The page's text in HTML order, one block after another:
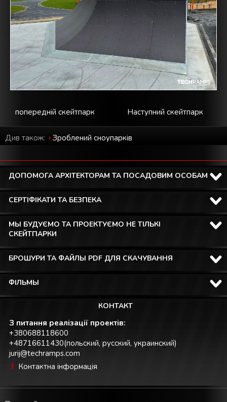
Наступний скейтпарк
попередній скейтпарк
Див також: Зроблений cноупарків
ДОПОМОГА АРХІТЕКТОРАМ ТА ПОСАДОВИМ ОСОБАМ
СЕРТІФІКАТИ ТА БЕЗПЕКА
МЫ БУДУЄМО ТА ПРОЕКТУЄМО НЕ ТІЛЬКІ
СКЕЙТПАРКИ
БРОШУРИ ТА ФАЙЛЫ PDF ДЛЯ СКАЧУВАННЯ
ФІЛЬМЫ
КОНТАКТ
З питання реалізації проектів:
+380688118600
+48716611430(польский, русский, украинский)
jurij@techramps.com
Контактна інформація